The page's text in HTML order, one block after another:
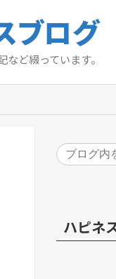
ブログ
ど綴っています。
ハピネ